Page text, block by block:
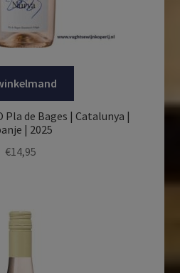
Pla de Bages | Catalunya |
| 2025
€14,95